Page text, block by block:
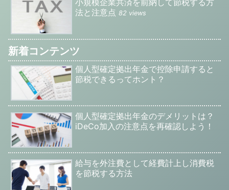
小規模企業共済を前納して節税する方
法と注意点 82 views
新着コンテンツ
個人型確定拠出年金で控除申請すると
節税できるってホント？
個人型確定拠出年金のデメリットは？
iDeCo加入の注意点を再確認しよう！
給与を外注費として経費計上し消費税
を節税する方法